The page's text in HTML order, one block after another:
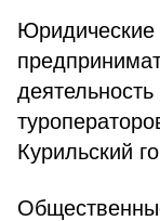
деятельность
Курильский